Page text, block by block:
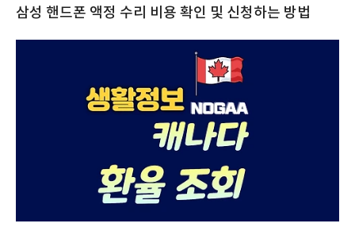
삼성 핸드폰 액정 수리 비용 확인 및 신청하는 방법